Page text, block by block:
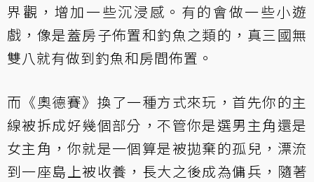
界觀，增加一些沉浸感。有的會做一些小遊
戲，像是蓋房子佈置和釣魚之類的，真三國無
雙八就有做到釣魚和房間佈置。
而《奧德賽》換了一種方式來玩，首先你的主
線被拆成好幾個部分，不管你是選男主角還是
女主角，你就是一個算是被拋棄的孤兒，漂流
到一座島上被收養，長大之後成為傭兵，隨著